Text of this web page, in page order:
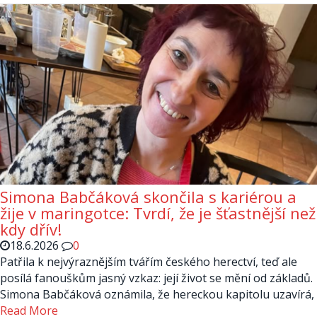
Simona Babčáková skončila s kariérou a
žije v maringotce: Tvrdí, že je šťastnější než
kdy dřív!
18.6.2026
0
Patřila k nejvýraznějším tvářím českého herectví, teď ale
posílá fanouškům jasný vzkaz: její život se mění od základů.
Simona Babčáková oznámila, že hereckou kapitolu uzavírá,
Read More